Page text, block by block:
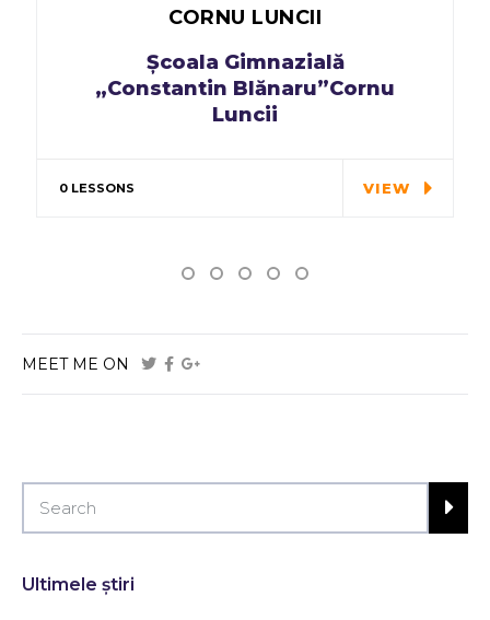
CORNU LUNCII​
Școala Gimnazială
„Constantin Blănaru”Cornu
Luncii​
remember in the jungle there's
0 LESSONS VIEW
MEET ME ON
Ultimele știri